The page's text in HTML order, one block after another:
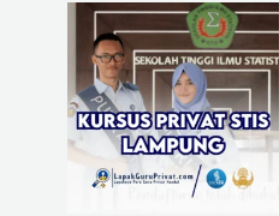
Price
range:
through
This
product
has
The
options